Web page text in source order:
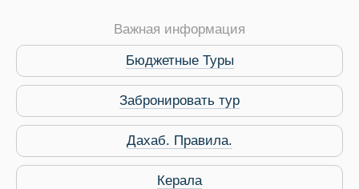
Service Дахаб
Важная информация
Бюджетные Туры
Забронировать тур
Дахаб. Правила.
Керала